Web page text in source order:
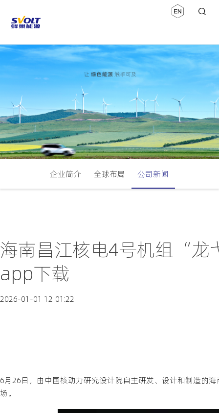
企业简介 全球布局 公司新闻
海南昌江核电4号机组“
app下载
2026-01-01 12:01:22
6月26日，由中国核动力研究设计院自主研发、设计和制造的
场。